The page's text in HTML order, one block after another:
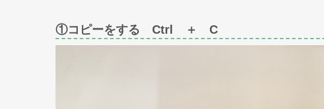
①コピーをする Ctrl ＋ C